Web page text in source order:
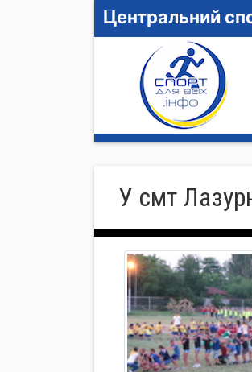
Центральний
У смт